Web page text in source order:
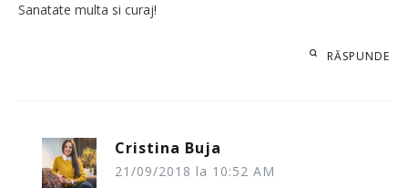
Sanatate multa si curaj!
RĂSPUNDE
Cristina Buja
21/09/2018 la 10:52 AM